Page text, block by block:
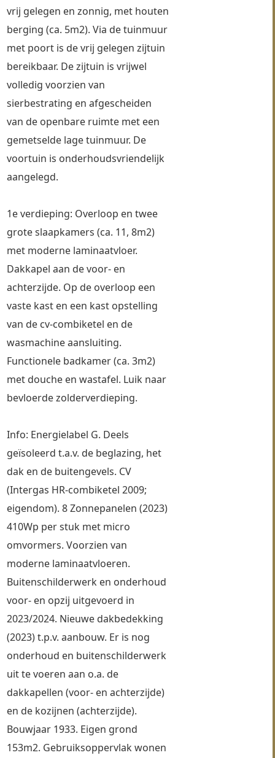
vrij gelegen en zonnig, met houten
berging (ca. 5m2). Via de tuinmuur
met poort is de vrij gelegen zijtuin
bereikbaar. De zijtuin is vrijwel
volledig voorzien van
sierbestrating en afgescheiden
van de openbare ruimte met een
gemetselde lage tuinmuur. De
voortuin is onderhoudsvriendelijk
aangelegd.
1e verdieping: Overloop en twee
grote slaapkamers (ca. 11, 8m2)
met moderne laminaatvloer.
Dakkapel aan de voor- en
achterzijde. Op de overloop een
vaste kast en een kast opstelling
van de cv-combiketel en de
wasmachine aansluiting.
Functionele badkamer (ca. 3m2)
met douche en wastafel. Luik naar
bevloerde zolderverdieping.
Info: Energielabel G. Deels
geïsoleerd t.a.v. de beglazing, het
dak en de buitengevels. CV
(Intergas HR-combiketel 2009;
eigendom). 8 Zonnepanelen (2023)
410Wp per stuk met micro
omvormers. Voorzien van
moderne laminaatvloeren.
Buitenschilderwerk en onderhoud
voor- en opzij uitgevoerd in
2023/2024. Nieuwe dakbedekking
(2023) t.p.v. aanbouw. Er is nog
onderhoud en buitenschilderwerk
uit te voeren aan o.a. de
dakkapellen (voor- en achterzijde)
en de kozijnen (achterzijde).
Bouwjaar 1933. Eigen grond
153m2. Gebruiksoppervlak wonen